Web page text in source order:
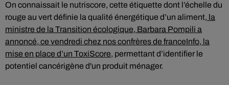
On connaissait le nutriscore, cette étiquette dont l’échelle du
rouge au vert définie la qualité énergétique d’un aliment, la
ministre de la Transition écologique, Barbara Pompili a
annoncé, ce vendredi chez nos confrères de franceInfo, la
mise en place d’un ToxiScore, permettant d’identifier le
potentiel cancérigène d'un produit ménager.